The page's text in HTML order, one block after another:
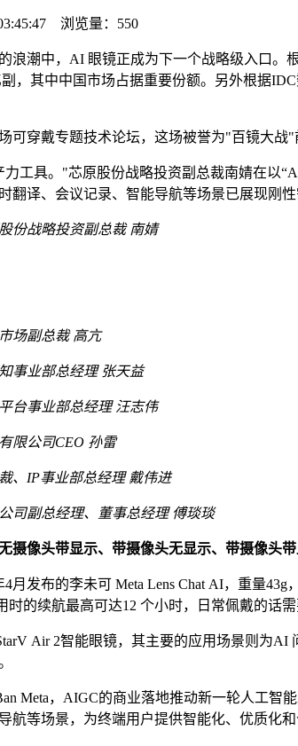
浏览量： 550
浪潮中，AI 眼镜正成为下一个战略级入口。
副，其中中国市场占据重要份额。另外根据
可穿戴专题技术论坛，这场被誉为"百镜大战
工具。"芯原股份战略投资副总裁南婧在以
翻译、会议记录、智能导航等场景已展现刚性
份战略投资副总裁 南婧
场副总裁 高亢
事业部总经理 张天益
台事业部总经理 汪志伟
限公司CEO 孙雷
、 IP事业部总经理 戴伟进
司副总经理、董事总经理 傅琰琰
摄像头带显示、带摄像头无显示、带摄像头
4月发布的李未可 Meta Lens Chat AI，重量
的续航最高可达12 个小时，日常佩戴的话需
Air 2智能眼镜，其主要的应用场景则为
Meta，AIGC的商业落地推动新一轮人工智
航等场景，为终端用户提供智能化、优质化和